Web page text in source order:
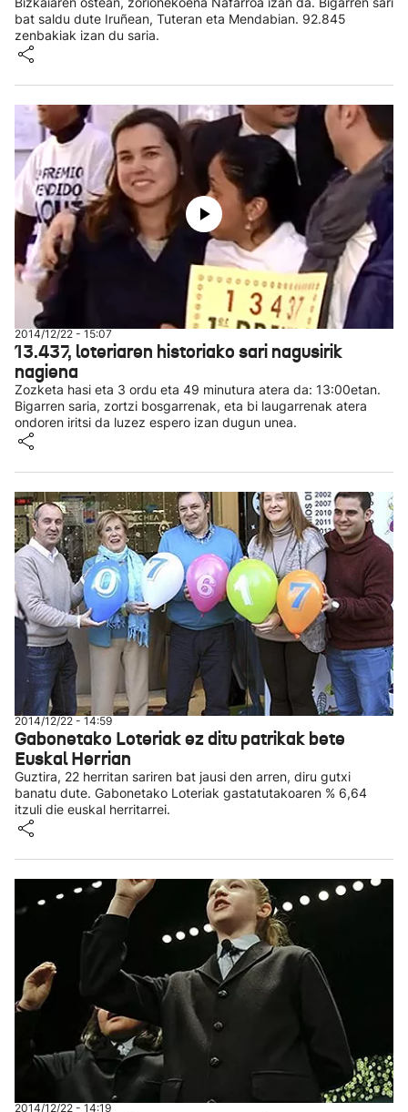
bat saldu dute Iruñean, Tuteran eta Mendabian. 92.845
zenbakiak izan du saria.
2014/12/22 - 15:07
13.437, loteriaren historiako sari nagusirik
nagiena
Zozketa hasi eta 3 ordu eta 49 minutura atera da: 13:00etan.
Bigarren saria, zortzi bosgarrenak, eta bi laugarrenak atera
ondoren iritsi da luzez espero izan dugun unea.
2014/12/22 - 14:59
Gabonetako Loteriak ez ditu patrikak bete
Euskal Herrian
Guztira, 22 herritan sariren bat jausi den arren, diru gutxi
banatu dute. Gabonetako Loteriak gastatutakoaren % 6,64
itzuli die euskal herritarrei.
2014/12/22 - 14:19